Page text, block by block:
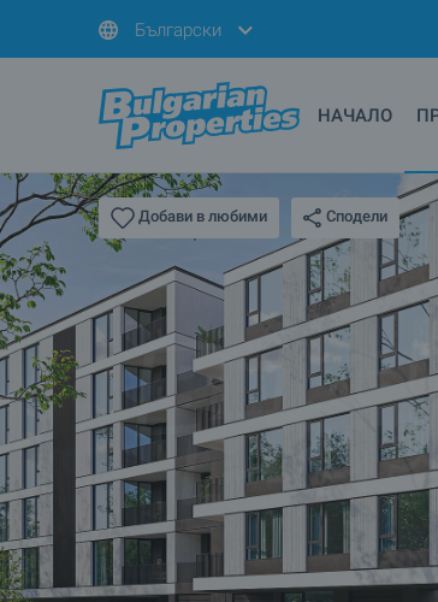
Български
НАЧАЛО
Добави в любими Сподели